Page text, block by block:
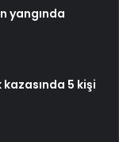
yangında
5 kişi